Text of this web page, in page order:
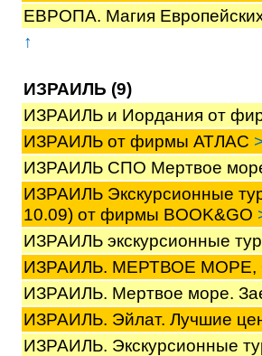
ЕВРОПА. Магия
↑
ИЗРАИЛЬ (9)
ИЗРАИЛЬ и Иордания от
ИЗРАИЛЬ от фирмы АТЛАС
ИЗРАИЛЬ СПО Мертвое
ИЗРАИЛЬ Экскурсионные
10.09) от фирмы BOOK&GO
ИЗРАИЛЬ экскурсионные
ИЗРАИЛЬ. МЕРТВОЕ
ИЗРАИЛЬ. Мертвое море.
ИЗРАИЛЬ. Эйлат. Лучшие
ИЗРАИЛЬ. Экскурсионные